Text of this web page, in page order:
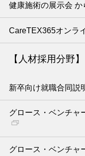
健康施術の展示会
CareTEX365オンラ
【人材採用分野】
新卒向け就職合同説
グロース・ベンチャ
グロース・ベンチャ